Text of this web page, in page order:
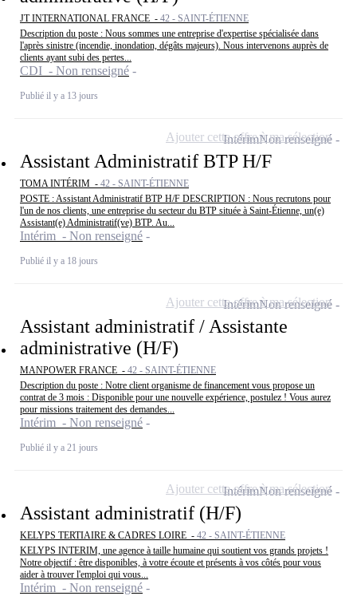
JT INTERNATIONAL FRANCE - 42 - SAINT-ÉTIENNE
Description du poste : Nous sommes une entreprise d'expertise spécialisée dans
l'après sinistre (incendie, inondation, dégâts majeurs). Nous intervenons auprès de
clients ayant subi des pertes...
CDI - Non renseigné
Publié il y a 13 jours
Assistant Administratif BTP H/F
TOMA INTÉRIM - 42 - SAINT-ÉTIENNE
POSTE : Assistant Administratif BTP H/F DESCRIPTION : Nous recrutons pour
l'un de nos clients, une entreprise du secteur du BTP située à Saint-Étienne, un(e)
Assistant(e) Administratif(ve) BTP. Au...
Intérim - Non renseigné
Publié il y a 18 jours
IntérimNon renseigné
Ajouter cette offre à ma sélection
Assistant administratif / Assistante
administrative (H/F)
MANPOWER FRANCE - 42 - SAINT-ÉTIENNE
Description du poste : Notre client organisme de financement vous propose un
contrat de 3 mois : Disponible pour une nouvelle expérience, postulez ! Vous aurez
pour missions traitement des demandes...
Intérim - Non renseigné
Publié il y a 21 jours
IntérimNon renseigné
Ajouter cette offre à ma sélection
Assistant administratif (H/F)
KELYPS TERTIAIRE & CADRES LOIRE - 42 - SAINT-ÉTIENNE
KELYPS INTERIM, une agence à taille humaine qui soutient vos grands projets !
Notre objectif : être disponibles, à votre écoute et présents à vos côtés pour vous
aider à trouver l'emploi qui vous...
Intérim - Non renseigné
IntérimNon renseigné
Ajouter cette offre à ma sélection